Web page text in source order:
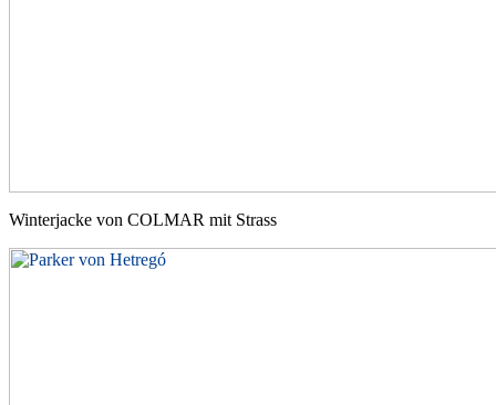
Winterjacke von COLMAR mit Strass